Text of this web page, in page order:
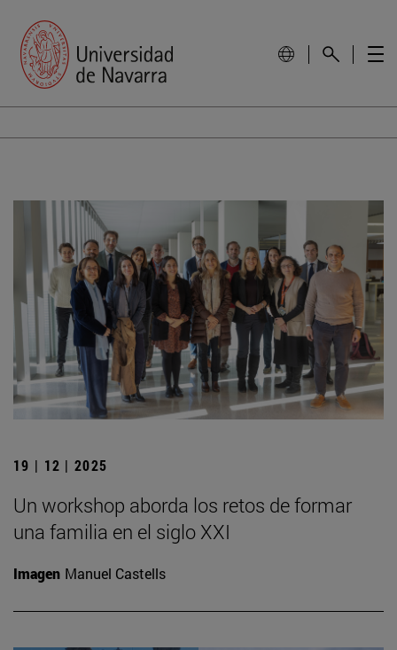
19 | 12 | 2025
Un workshop aborda los retos de formar
una familia en el siglo XXI
Imagen Manuel Castells